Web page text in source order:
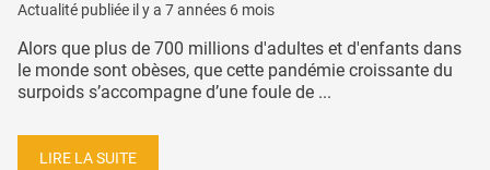
Actualité publiée il y a 7 années 6 mois
Alors que plus de 700 millions d'adultes et d'enfants dans
le monde sont obèses, que cette pandémie croissante du
surpoids s’accompagne d’une foule de ...
LIRE LA SUITE